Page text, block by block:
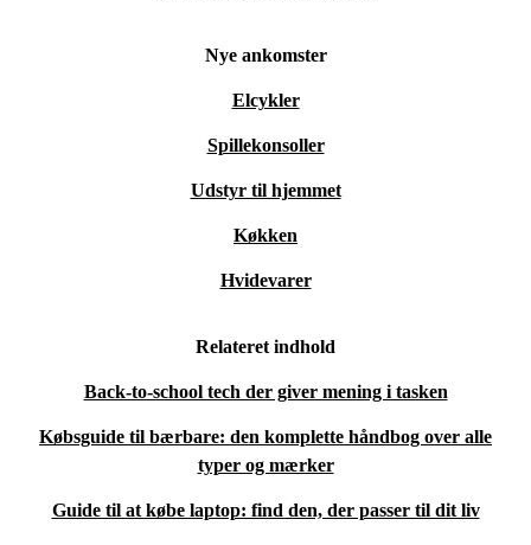
Nye ankomster
Elcykler
Spillekonsoller
Udstyr til hjemmet
Køkken
Hvidevarer
Relateret indhold
Back-to-school tech der giver mening i tasken
Købsguide til bærbare: den komplette håndbog over alle
typer og mærker
Guide til at købe laptop: find den, der passer til dit liv